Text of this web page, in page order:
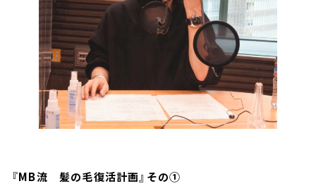
『MB流 髪の毛復活計画』その①